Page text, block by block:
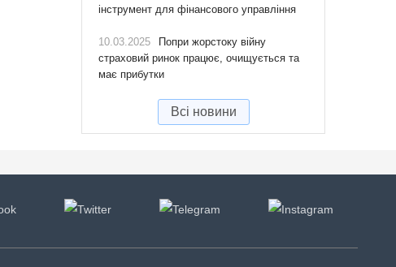
інструмент для фінансового управління
10.03.2025
Попри жорстоку війну
страховий ринок працює, очищується та
має прибутки
Всі новини